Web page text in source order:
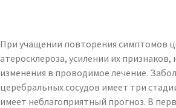
При учащении повторения симптомов
атеросклероза, усилении их
изменения в проводимое лечение.
церебральных сосудов имеет три
имеет неблагоприятный прогноз. В